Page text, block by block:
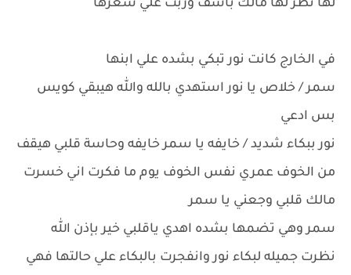
لها نظر لها مالك باسف وربت علي شعرها
في الخارج كانت نور تبكي بشده علي ابنها
سمر / خلاص يا نور استهدي بالله والله هيبقي كويس
بس ادعي
نور ببكاء شديد / خايفه يا سمر خايفه وحاسة قلبي هيقف
من الخوف عمري نفس الخوف يوم ما فكرت اني خسرت
مالك قلبي وجعني يا سمر
سمر وهي تضمها بشده اهدي ياقلبي خير بإذن الله
نظرت جميله لبكاء نور وانفجرت بالبكاء علي حالتها فهي